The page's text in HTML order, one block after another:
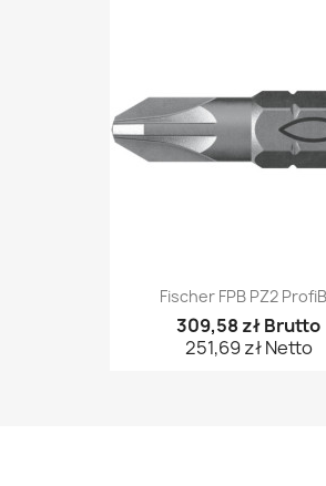
Fischer FPB PZ2
309,58 zł Brutto
251,69 zł Netto